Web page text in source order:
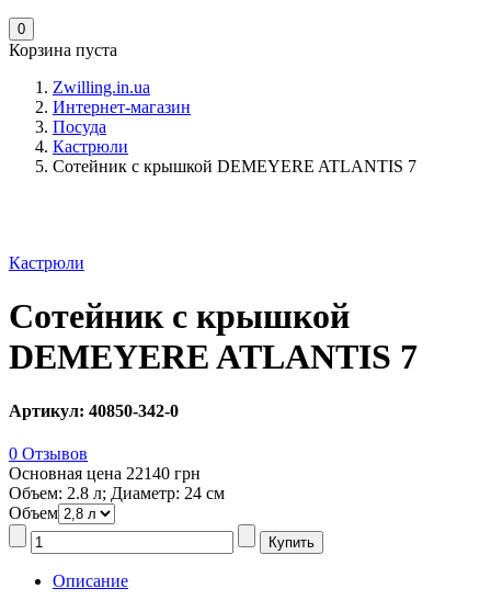
0
Корзина пуста
Zwilling.in.ua
Интернет-магазин
Посуда
Кастрюли
Сотейник с крышкой DEMEYERE ATLANTIS 7
Кастрюли
Сотейник с крышкой
DEMEYERE ATLANTIS 7
Артикул: 40850-342-0
0 Отзывов
Основная цена 22140 грн
Объем: 2.8 л; Диаметр: 24 см
Объем
Описание